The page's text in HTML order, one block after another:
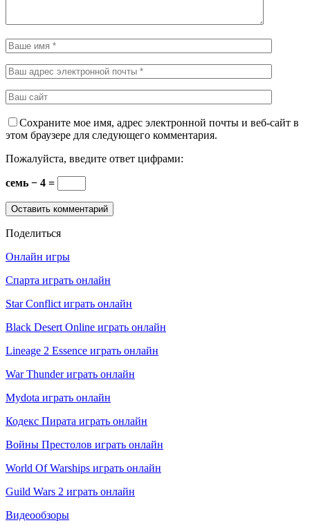
Сохраните мое имя, адрес электронной почты и веб-сайт в
этом браузере для следующего комментария.
Пожалуйста, введите ответ цифрами:
семь − 4 =
Поделиться
Онлайн игры
Спарта играть онлайн
Star Conflict играть онлайн
Black Desert Online играть онлайн
Lineage 2 Essence играть онлайн
War Thunder играть онлайн
Mydota играть онлайн
Кодекс Пирата играть онлайн
Войны Престолов играть онлайн
World Of Warships играть онлайн
Guild Wars 2 играть онлайн
Видеообзоры